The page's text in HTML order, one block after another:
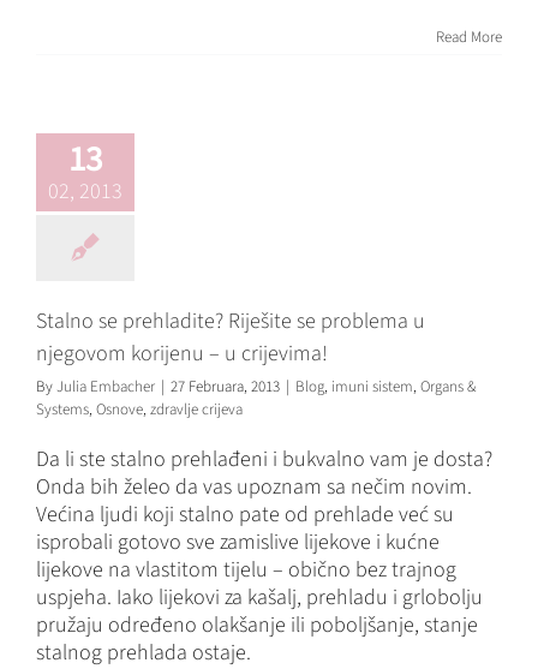
Read More
13
02, 2013
Stalno se prehladite? Riješite se problema u
njegovom korijenu – u crijevima!
ByJulia Embacher | 27 Februara, 2013 | Blog, imuni sistem, Organs &
Systems, Osnove, zdravlje crijeva
Da li ste stalno prehlađeni i bukvalno vam je dosta?
Onda bih želeo da vas upoznam sa nečim novim.
Većina ljudi koji stalno pate od prehlade već su
isprobali gotovo sve zamislive lijekove i kućne
lijekove na vlastitom tijelu – obično bez trajnog
uspjeha. Iako lijekovi za kašalj, prehladu i grlobolju
pružaju određeno olakšanje ili poboljšanje, stanje
stalnog prehlada ostaje.